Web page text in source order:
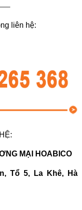
liên hệ:
MẠI HOABICO
Tổ 5, La Khê, Hà